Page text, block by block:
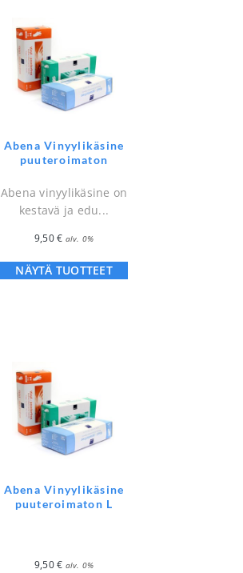
Abena Vinyylikäsine
puuteroimaton
Abena vinyylikäsine on
kestavä ja edu...
9,50€ alv. 0%
NÄYTÄ TUOTTEET
Abena Vinyylikäsine
puuteroimaton L
9,50€ alv. 0%